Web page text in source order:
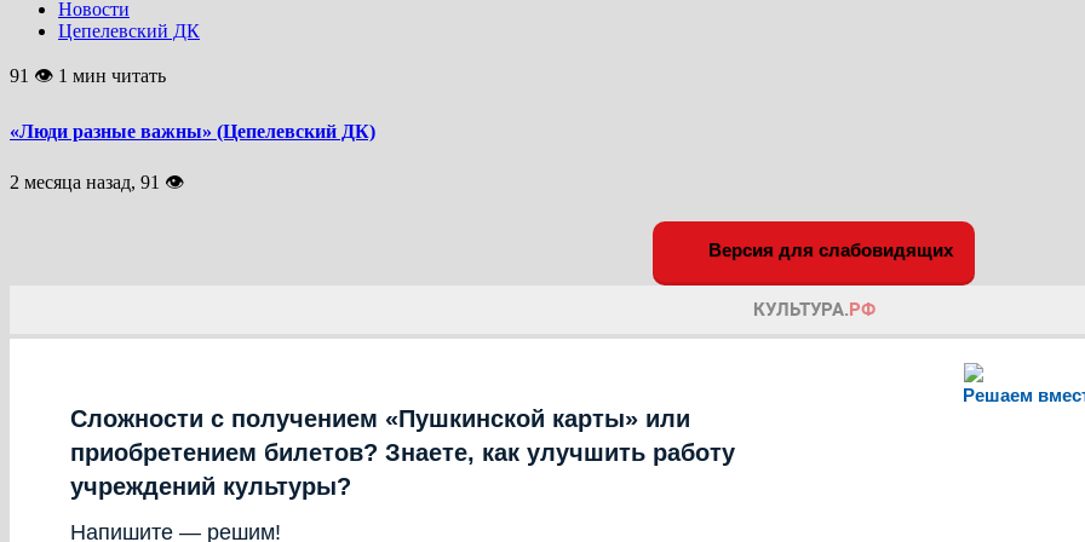
Новости
Цепелевский ДК
91 👁 1 мин читать
«Люди разные важны» (Цепелевский ДК)
2 месяца назад, 91 👁
Версия для слабовидящих
Решаем
Сложности с получением «Пушкинской карты» или
приобретением билетов? Знаете, как улучшить работу
учреждений культуры?
Напишите — решим!